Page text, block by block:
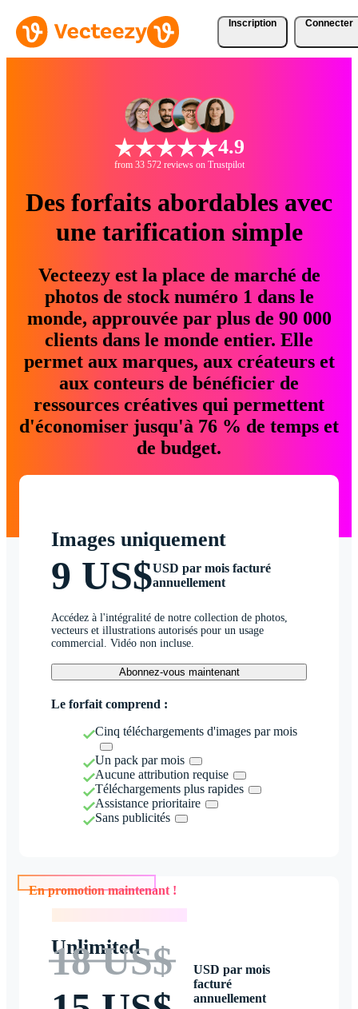
Inscription Connecter
4.9
from 33 572 reviews on Trustpilot
Des forfaits abordables avec
une tarification simple
Vecteezy est la place de marché de
photos de stock numéro 1 dans le
monde, approuvée par plus de 90 000
clients dans le monde entier. Elle
permet aux marques, aux créateurs et
aux conteurs de bénéficier de
ressources créatives qui permettent
d'économiser jusqu'à 76 % de temps et
de budget.
Images uniquement
9 US$USD par mois facturé
annuellement
Accédez à l'intégralité de notre collection de photos,
vecteurs et illustrations autorisés pour un usage
commercial. Vidéo non incluse.
Abonnez-vous maintenant
Le forfait comprend :
Cinq téléchargements d'images par mois
Un pack par mois
Aucune attribution requise
Téléchargements plus rapides
Assistance prioritaire
Sans publicités
En promotion maintenant !
Unlimited
18 US$
USD par mois
facturé
annuellement